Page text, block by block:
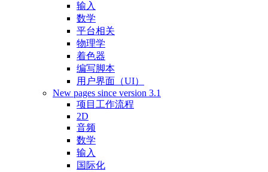
输入
数学
平台相关
物理学
着色器
编写脚本
用户界面（UI）
New pages since version 3.1
项目工作流程
2D
音频
数学
输入
国际化